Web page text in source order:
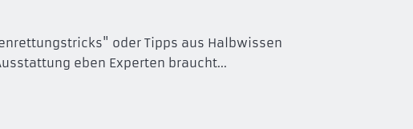
oder Tipps aus Halbwissen
eben Experten braucht...